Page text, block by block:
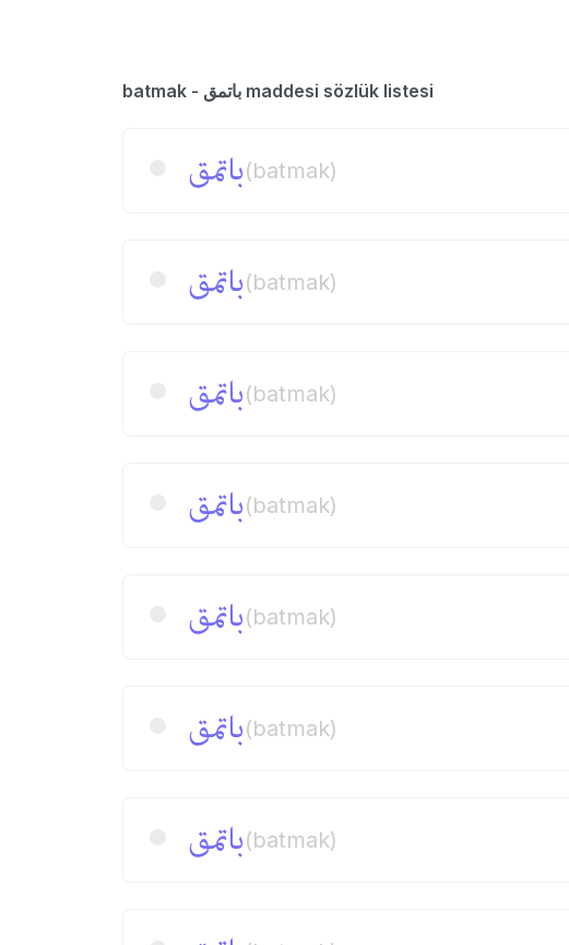
batmak - باتمق maddesi sözlük listesi
باتمق(batmak)
باتمق(batmak)
باتمق(batmak)
باتمق(batmak)
باتمق(batmak)
باتمق(batmak)
باتمق(batmak)